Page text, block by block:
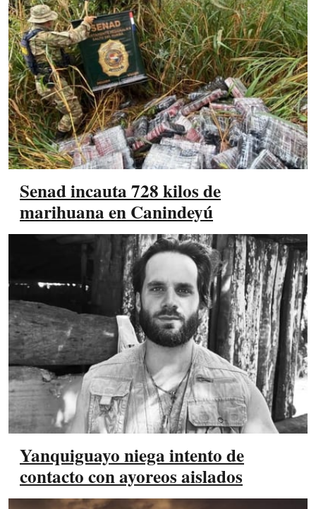
Senad incauta 728 kilos de
marihuana en Canindeyú
Yanquiguayo niega intento de
contacto con ayoreos aislados